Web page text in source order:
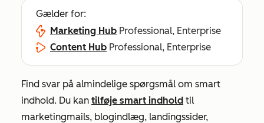
Gælder for:
Marketing Hub Professional, Enterprise
Content Hub Professional, Enterprise
Find svar på almindelige spørgsmål om smart
indhold. Du kan tilføje smart indhold til
marketingmails, blogindlæg, landingssider,